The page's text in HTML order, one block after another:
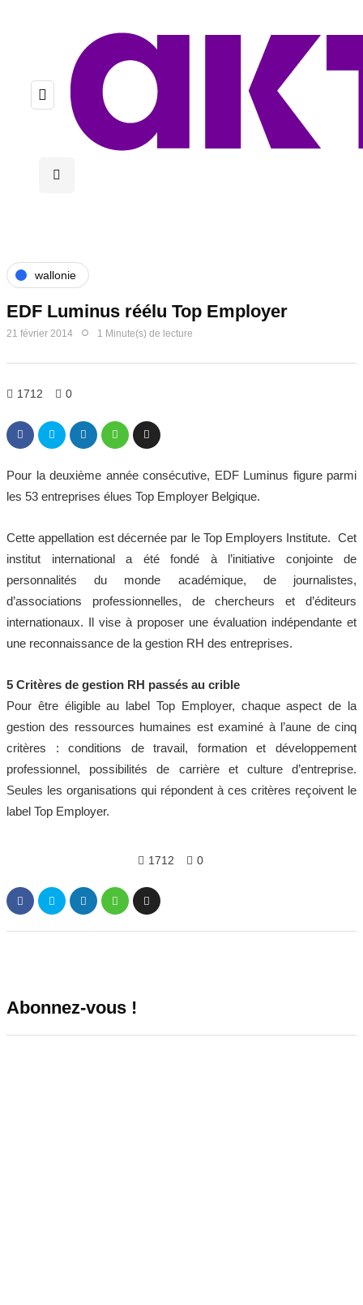
wallonie
EDF Luminus réélu Top Employer
21 février 2014 1 Minute(s) de lecture
1712 0
Pour la deuxième année consécutive, EDF Luminus figure parmi
les 53 entreprises élues Top Employer Belgique.
Cette appellation est décernée par le Top Employers Institute. Cet
institut international a été fondé à l’initiative conjointe de
personnalités du monde académique, de journalistes,
d’associations professionnelles, de chercheurs et d’éditeurs
internationaux. Il vise à proposer une évaluation indépendante et
une reconnaissance de la gestion RH des entreprises.
5 Critères de gestion RH passés au crible
Pour être éligible au label Top Employer, chaque aspect de la
gestion des ressources humaines est examiné à l’aune de cinq
critères : conditions de travail, formation et développement
professionnel, possibilités de carrière et culture d’entreprise.
Seules les organisations qui répondent à ces critères reçoivent le
label Top Employer.
1712 0
Abonnez-vous !